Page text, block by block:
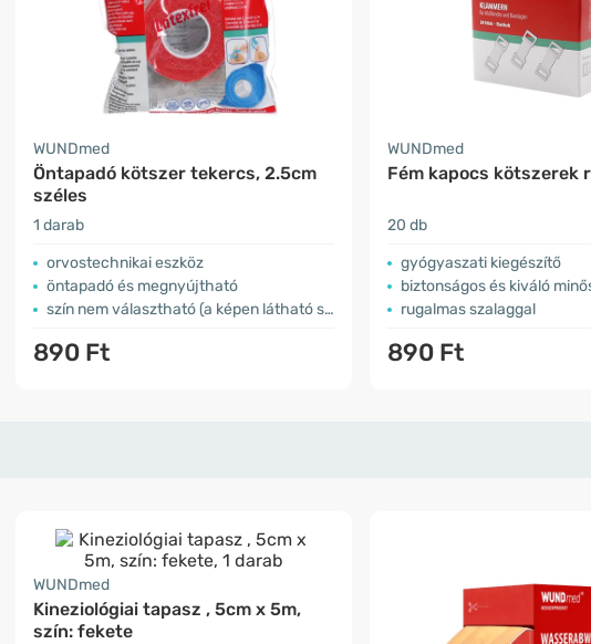
WUNDmed
Öntapadó kötszer tekercs, 2.5cm
széles
1 darab
orvostechnikai eszköz
öntapadó és megnyújtható
szín nem választható (a képen látható szín csak illusztráció)
890 Ft
WUNDmed
Fém kapocs kötszerek
20 db
gyógyaszati kiegészítő
biztonságos és kiváló
rugalmas szalaggal
890 Ft
WUNDmed
Kineziológiai tapasz , 5cm x 5m,
szín: fekete